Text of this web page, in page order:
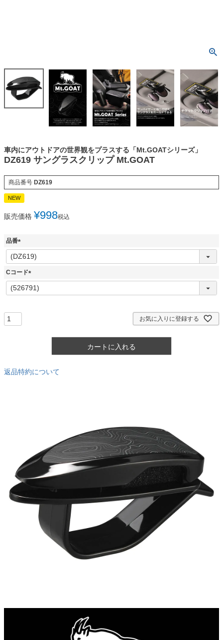
車内にアウトドアの世界観をプラスする「Mt.GOATシリーズ」
DZ619 サングラスクリップ Mt.GOAT
商品番号 DZ619
NEW
販売価格 ¥998税込
品番
(
必
須
Cコード
(
必
お気に入りに登録する
カートに入れる
返品特約について